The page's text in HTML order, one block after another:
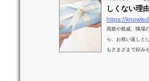
しくない理
https://
両親や親戚、職場
ら、お祝い返しと
もさまざまで好み